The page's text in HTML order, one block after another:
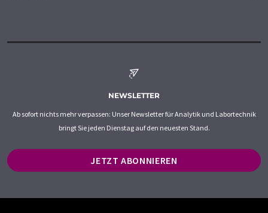
NEWSLETTER
Ab sofort nichts mehr verpassen: Unser Newsletter für Analytik und Labortechnik
bringt Sie jeden Dienstag auf den neuesten Stand.
JETZT ABONNIEREN